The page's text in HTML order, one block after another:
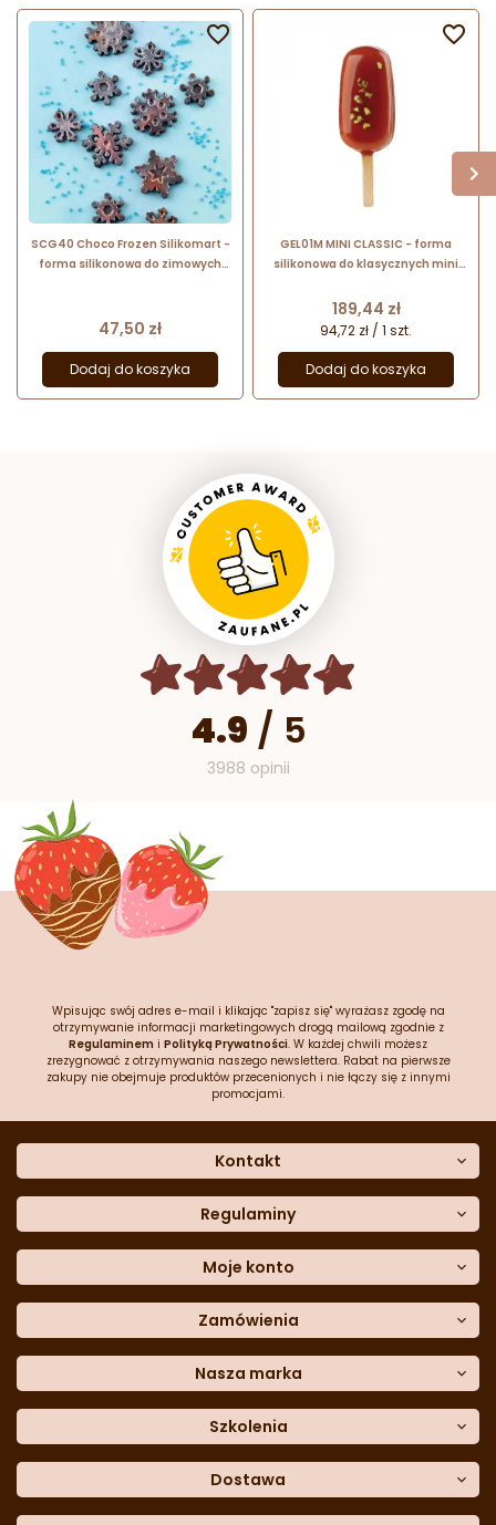
SCG40 Choco Frozen Silikomart -
forma silikonowa do zimowych
Cena
47,50 zł
Dodaj do koszyka

GEL01M MINI CLASSIC - forma
silikonowa do klasycznych mini
25.331.87.0060 Silikomart
Cena
189,44 zł
94,72 zł / 1 szt.
Dodaj do koszyka

4.9 / 5
3988 opinii
Wpisując swój adres e-mail i klikając "zapisz się" wyrażasz zgodę na
otrzymywanie informacji marketingowych drogą mailową zgodnie z
Regulaminem i Polityką Prywatności. W każdej chwili możesz
zrezygnować z otrzymywania naszego newslettera. Rabat na pierwsze
zakupy nie obejmuje produktów przecenionych i nie łączy się z innymi
promocjami.
Kontakt
Dane kontaktowe
Często zadawane pytania
Sklep stacjonarny
Formularz kontaktowy
Blog
telefon:601 767 272
Regulaminy
Polityka prywatności
Polityka cookies
Polityka reklamacji
Polityka zwrotów
Dostępność cyfrowa
Moje konto
Moje dane
Historia zamówień
Lista ulubionych
Moje rabaty
Zamówienia
Metody płatności
Dane do przelewu
Formularzreklamacji
Formularzzwrotu
Nasza marka
Trio Gelato
CDN
Szkolenia
Academy of Baker Arts
Dostawa